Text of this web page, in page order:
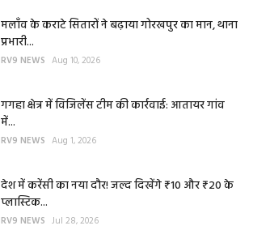
मलाँव के कराटे सितारों ने बढ़ाया गोरखपुर का मान, थाना
प्रभारी...
RV9 NEWS Aug 10, 2026
गगहा क्षेत्र में विजिलेंस टीम की कार्रवाई: आतायर गांव
में...
RV9 NEWS Aug 1, 2026
देश में करेंसी का नया दौर! जल्द दिखेंगे ₹10 और ₹20 के
प्लास्टिक...
RV9 NEWS Jul 28, 2026